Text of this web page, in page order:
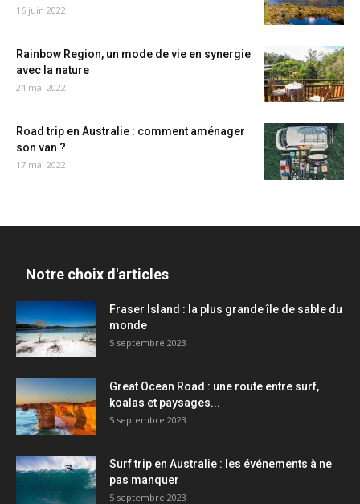
16 juin 2022
Rainbow Region, un mode de vie en synergie
avec la nature
24 mai 2022
Road trip en Australie : comment aménager
son van ?
17 mai 2022
Notre choix d'articles
Fraser Island : la plus grande île de sable du
monde
5 septembre 2023
Great Ocean Road : une route entre surf,
koalas et paysages...
5 septembre 2023
Surf trip en Australie : les événements à ne
pas manquer
5 septembre 2023